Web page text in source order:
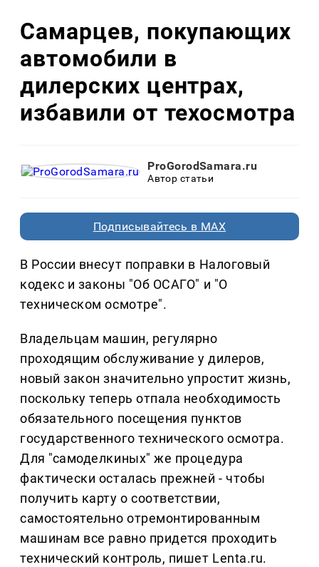
Самарцев, покупающих
автомобили в
дилерских центрах,
избавили от техосмотра
ProGorodSamara.ru
Автор статьи
Подписывайтесь в MAX
В России внесут поправки в Налоговый
кодекс и законы "Об ОСАГО" и "О
техническом осмотре".
Владельцам машин, регулярно
проходящим обслуживание у дилеров,
новый закон значительно упростит жизнь,
поскольку теперь отпала необходимость
обязательного посещения пунктов
государственного технического осмотра.
Для "самоделкиных" же процедура
фактически осталась прежней - чтобы
получить карту о соответствии,
самостоятельно отремонтированным
машинам все равно придется проходить
технический контроль, пишет Lenta.ru.